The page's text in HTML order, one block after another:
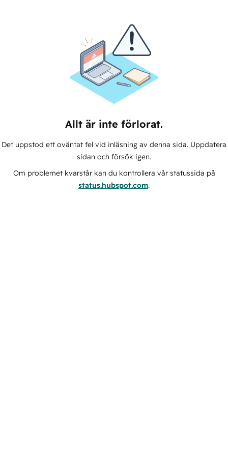
Allt är inte förlorat.
Det uppstod ett oväntat fel vid inläsning av denna sida. Uppdatera
sidan och försök igen.
Om problemet kvarstår kan du kontrollera vår statussida på
status.hubspot.com.